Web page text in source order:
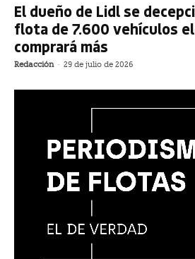
El dueño de Lidl se
flota de 7.600 vehículos
comprará más
Redacción - 29 de julio de 2026